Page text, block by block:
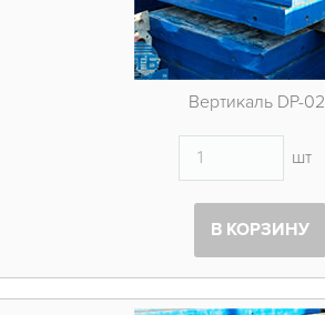
Вертикаль DP-02
шт
В КОРЗИНУ